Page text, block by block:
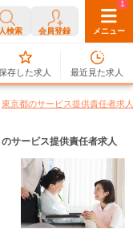
検索 会員登録 メニュー
0
存した求人
1
最近見た求人
東京都のサービス提供責任者求人
のサービス提供責任者求人